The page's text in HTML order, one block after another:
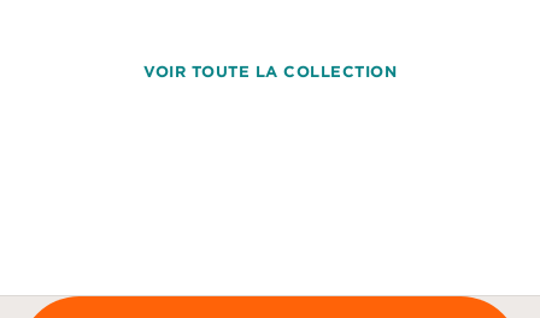
VOIR TOUTE LA COLLECTION